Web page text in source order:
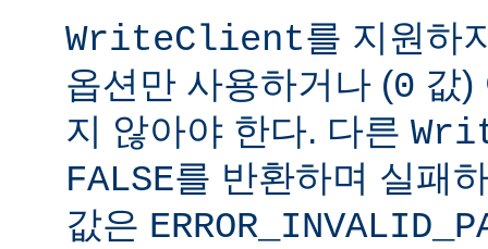
WriteClient를 지원하
옵션만 사용하거나 (0 값)
지 않아야 한다. 다른
FALSE를 반환하며 실패
값은